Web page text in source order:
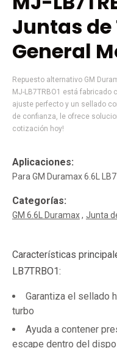
Juntas
General
Repuesto alternativo GM
MJ-LB7TRBO1 está fabricado
ajuste perfecto y un sellado
de confianza, le ofrece
cotización hoy!
Aplicaciones:
Para GM Duramax 6.6L LB7
Categorías:
GM 6.6L Duramax Junta
Características
LB7TRBO1:
Garantiza el sellado
turbo
Ayuda a contener
escape dentro del